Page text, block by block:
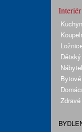
Interiér